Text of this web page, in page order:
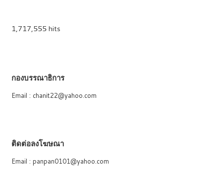
1,717,555 hits
กองบรรณาธิการ
Email : chanit22@yahoo.com
ติดต่อลงโฆษณา
Email : panpan0101@yahoo.com